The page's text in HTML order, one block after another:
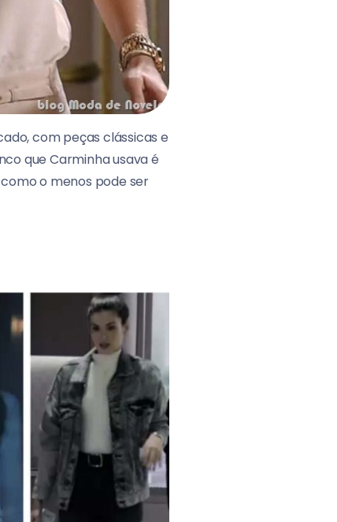
com peças clássicas e
que Carminha usava é
o menos pode ser